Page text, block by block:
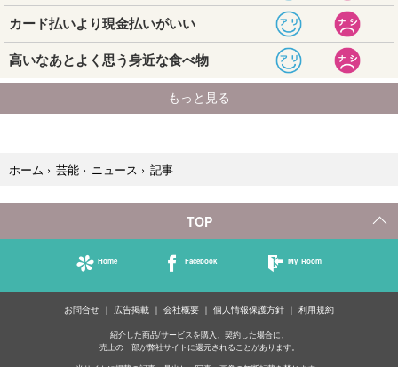
ホーム › 芸能 › ニュース › 記事
TOP
Home Facebook My Room
お問合せ 広告掲載 会社概要 個人情報保護方針 利用規約
紹介した商品/サービスを購入、契約した場合に、
売上の一部が弊社サイトに還元されることがあります。